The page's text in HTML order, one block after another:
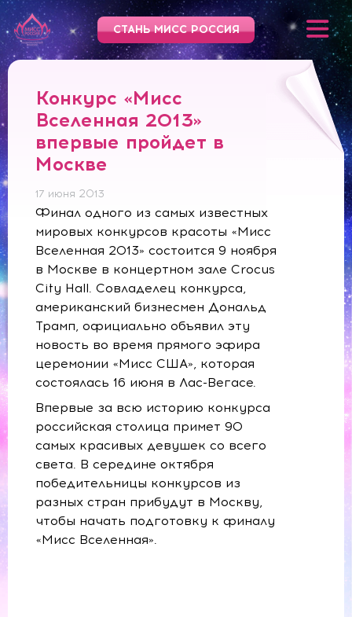
СТАНЬ МИСС РОССИЯ
Конкурс «Мисс
Вселенная 2013»
впервые пройдет в
Москве
17 июня 2013
Финал одного из самых известных
мировых конкурсов красоты «Мисс
Вселенная 2013» состоится 9 ноября
в Москве в концертном зале Crocus
City Hall. Совладелец конкурса,
американский бизнесмен Дональд
Трамп, официально объявил эту
новость во время прямого эфира
церемонии «Мисс США», которая
состоялась 16 июня в Лас-Вегасе.
Впервые за всю историю конкурса
российская столица примет 90
самых красивых девушек со всего
света. В середине октября
победительницы конкурсов из
разных стран прибудут в Москву,
чтобы начать подготовку к финалу
«Мисс Вселенная».